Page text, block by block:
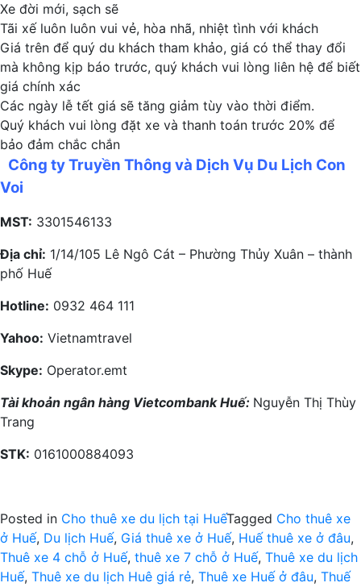
Xe đời mới, sạch sẽ
Tãi xế luôn luôn vui vẻ, hòa nhã, nhiệt tình với khách
Giá trên để quý du khách tham khảo, giá có thể thay đổi
mà không kịp báo trước, quý khách vui lòng liên hệ để biết
giá chính xác
Các ngày lễ tết giá sẽ tăng giảm tùy vào thời điểm.
Quý khách vui lòng đặt xe và thanh toán trước 20% để
bảo đảm chắc chắn
Công ty Truyền Thông và Dịch Vụ Du Lịch Con
Voi
MST: 3301546133
Địa chỉ: 1/14/105 Lê Ngô Cát – Phường Thủy Xuân – thành
phố Huế
Hotline: 0932 464 111
Yahoo: Vietnamtravel
Skype: Operator.emt
Tài khoản ngân hàng Vietcombank Huế: Nguyễn Thị Thùy
Trang
STK: 0161000884093
Posted in Cho thuê xe du lịch tại HuếTagged Cho thuê xe
ở Huế, Du lịch Huế, Giá thuê xe ở Huế, Huế thuê xe ở đâu,
Thuê xe 4 chỗ ở Huế, thuê xe 7 chỗ ở Huế, Thuê xe du lịch
Huế, Thuê xe du lịch Huê giá rẻ, Thuê xe Huế ở đâu, Thuế